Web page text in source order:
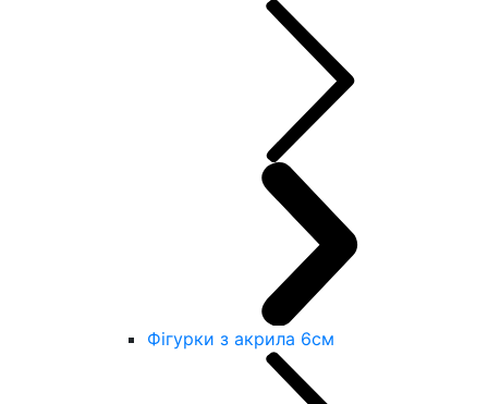
Фігурки з акрила 6см